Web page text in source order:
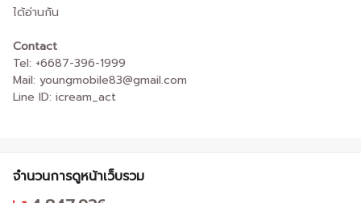
ได้อ่านกัน
Contact
Tel: +6687-396-1999
Mail: youngmobile83@gmail.com
Line ID: icream_act
จำนวนการดูหน้าเว็บรวม